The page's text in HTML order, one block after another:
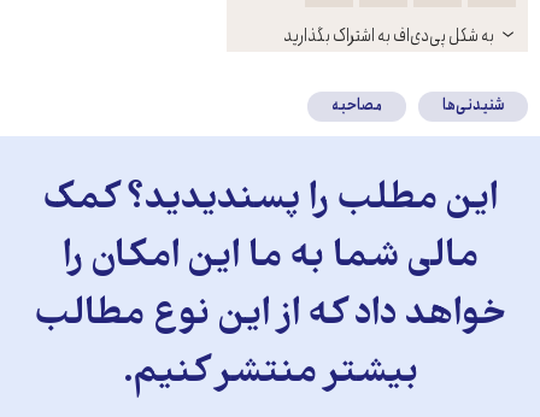
باز
کنید
به شکل پی‌دی‌اف به اشتراک بگذارید
شنیدنی‌ها مصاحبه
این مطلب را پسندیدید؟ کمک
مالی شما به ما این امکان را
خواهد داد که از این نوع مطالب
بیشتر منتشر کنیم.